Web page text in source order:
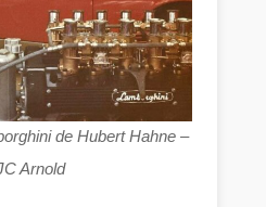
de Hubert Hahne –
Arnold